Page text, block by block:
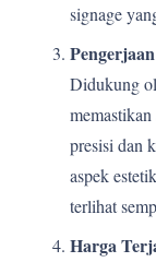
signage
Didukung
presisi dan
aspek
terlihat
Harga